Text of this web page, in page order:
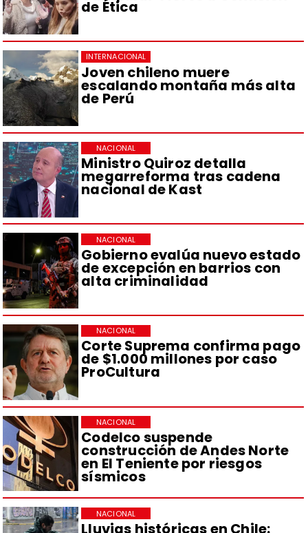
de Ética
Joven chileno muere
escalando montaña más alta
de Perú
INTERNACIONAL
Ministro Quiroz detalla
megarreforma tras cadena
nacional de Kast
NACIONAL
Gobierno evalúa nuevo estado
de excepción en barrios con
alta criminalidad
NACIONAL
Corte Suprema confirma pago
de $1.000 millones por caso
ProCultura
NACIONAL
Codelco suspende
construcción de Andes Norte
en El Teniente por riesgos
sísmicos
NACIONAL
Lluvias históricas en Chile:
NACIONAL